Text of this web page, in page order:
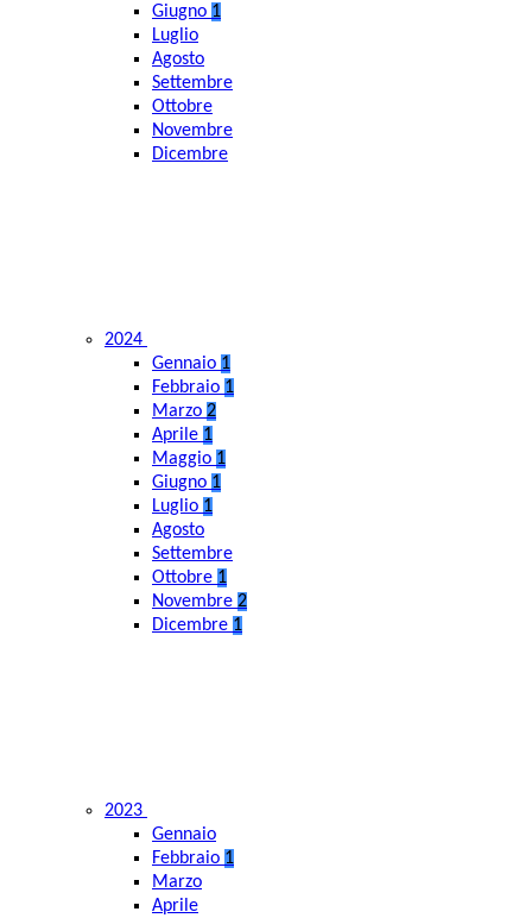
Giugno 1
Luglio
Agosto
Settembre
Ottobre
Novembre
Dicembre
2024
Gennaio 1
Febbraio 1
Marzo 2
Aprile 1
Maggio 1
Giugno 1
Luglio 1
Agosto
Settembre
Ottobre 1
Novembre 2
Dicembre 1
2023
Gennaio
Febbraio 1
Marzo
Aprile